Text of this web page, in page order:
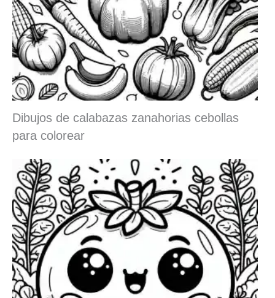
Dibujos de calabazas zanahorias cebollas
para colorear